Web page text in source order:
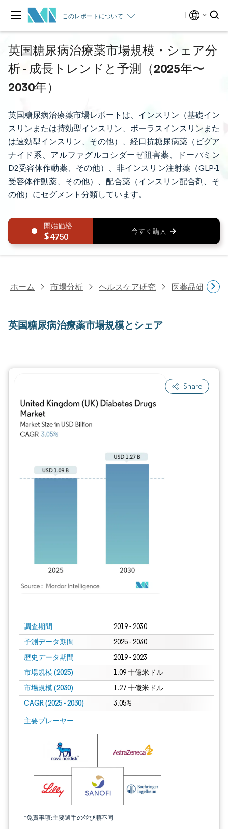
このレポートについて
英国糖尿病治療薬市場規模・シェア分
析 - 成長トレンドと予測（2025年〜
2030年）
英国糖尿病治療薬市場レポートは、インスリン（基礎イン
スリンまたは持効型インスリン、ボーラスインスリンまた
は速効型インスリン、その他）、経口抗糖尿病薬（ビグア
ナイド系、アルファグルコシダーゼ阻害薬、ドーパミン
D2受容体作動薬、その他）、非インスリン注射薬（GLP-1
受容体作動薬、その他）、配合薬（インスリン配合剤、そ
の他）にセグメント分類しています。
4750
ホーム 市場分析 ヘルスケア研究 医薬品研究
英国糖尿病治療薬市場規模とシェア
Share
調査期間 2019 - 2030
予測データ期間 2025 - 2030
歴史データ期間 2019 - 2023
市場規模 (2025) 1.09 十億米ドル
市場規模 (2030) 1.27 十億米ドル
CAGR (2025 - 2030) 3.05%
主要プレーヤー
*免責事項:主要選手の並び順不同